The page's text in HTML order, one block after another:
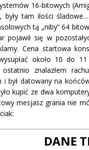
16-bitowych
były tam ilości
tą „niby” 64
pojawił się w
Cena startowa
około 10 do
ostatnio znalazłem
i był datowany na
kupić ze dwa
mesjasz grania nie
DANE